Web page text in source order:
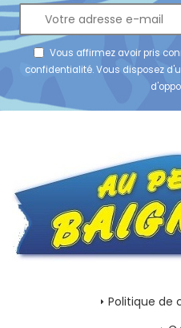
Vous affirmez avoir pris
confidentialité. Vous disposez
Politique de